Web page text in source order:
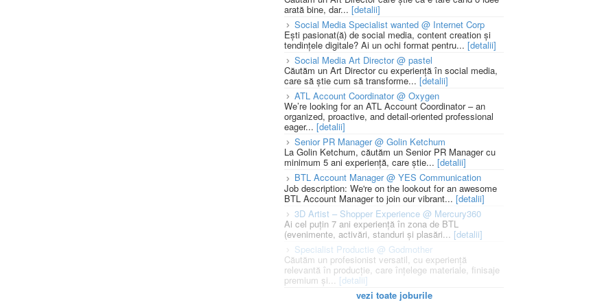
arată bine, dar... [detalii]
Social Media Specialist wanted @ Internet Corp
Ești pasionat(ă) de social media, content creation și
tendințele digitale? Ai un ochi format pentru... [detalii]
Social Media Art Director @ pastel
Căutăm un Art Director cu experiență în social media,
care să știe cum să transforme... [detalii]
ATL Account Coordinator @ Oxygen
We’re looking for an ATL Account Coordinator – an
organized, proactive, and detail-oriented professional
eager... [detalii]
Senior PR Manager @ Golin Ketchum
La Golin Ketchum, căutăm un Senior PR Manager cu
minimum 5 ani experiență, care știe... [detalii]
BTL Account Manager @ YES Communication
Job description: We're on the lookout for an awesome
BTL Account Manager to join our vibrant... [detalii]
3D Artist – Shopper Experience @ Mercury360
Ai cel puțin 7 ani experiență în zona de BTL
(evenimente, activări, standuri și plasări... [detalii]
Specialist Productie @ Godmother
Căutăm un profesionist versatil, cu experiență
relevantă în producție, care înțelege materiale, finisaje
premium și... [detalii]
vezi toate joburile